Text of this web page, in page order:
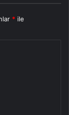
* ile